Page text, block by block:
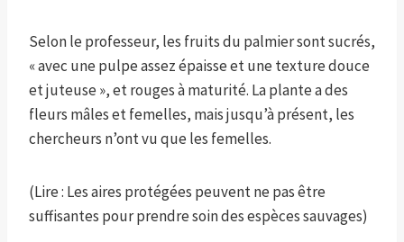
Selon le professeur, les fruits du palmier sont sucrés,
« avec une pulpe assez épaisse et une texture douce
et juteuse », et rouges à maturité. La plante a des
fleurs mâles et femelles, mais jusqu’à présent, les
chercheurs n’ont vu que les femelles.
(Lire : Les aires protégées peuvent ne pas être
suffisantes pour prendre soin des espèces sauvages)